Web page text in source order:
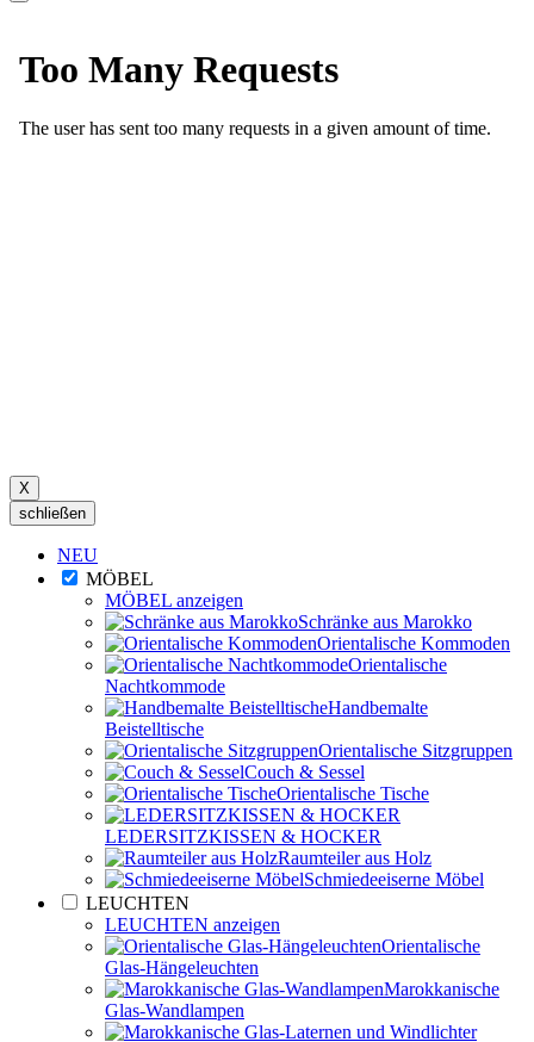
X
schließen
NEU
MÖBEL
MÖBEL anzeigen
Schränke aus Marokko
Orientalische Kommoden
Orientalische
Nachtkommode
Handbemalte
Beistelltische
Orientalische Sitzgruppen
Couch & Sessel
Orientalische Tische
LEDERSITZKISSEN & HOCKER
Raumteiler aus Holz
Schmiedeeiserne Möbel
LEUCHTEN
LEUCHTEN anzeigen
Orientalische
Glas-Hängeleuchten
Marokkanische
Glas-Wandlampen